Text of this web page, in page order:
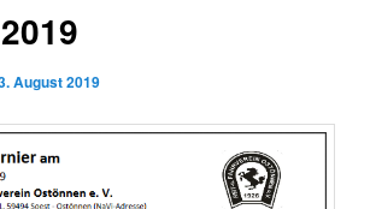
August 2019